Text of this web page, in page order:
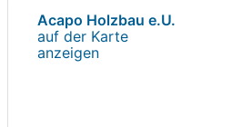
Acapo Holzbau e.U.
auf der Karte
anzeigen